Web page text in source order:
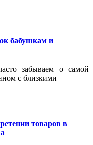
бабушкам и
забываем о самой
с близкими
товаров в